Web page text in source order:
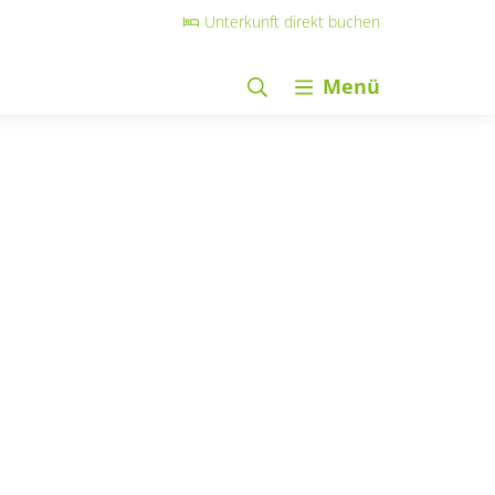
Unterkunft direkt buchen
Menü